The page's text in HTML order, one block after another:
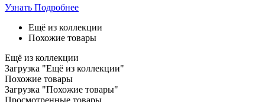
Узнать Подробнее
Ещё из коллекции
Похожие товары
Ещё из коллекции
Загрузка "Ещё из коллекции"
Похожие товары
Загрузка "Похожие товары"
Просмотренные товары